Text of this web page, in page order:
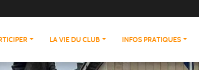
LA VIE DU CLUB INFOS PRATIQUES